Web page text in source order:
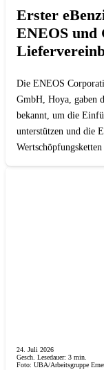
Erster
ENEOS und
Die ENEOS
GmbH, Hoya, gaben
bekannt, um die
unterstützen und die
24. Juli 2026
Gesch. Lesedauer: 3 min.
Foto: UBA/Arbeitsgruppe